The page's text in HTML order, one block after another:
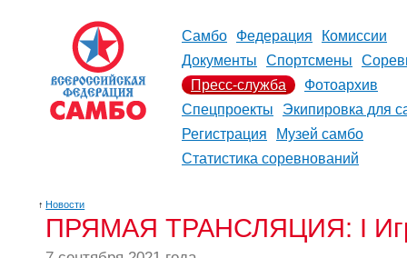
Самбо Федерация
Комиссии
Документы
Спортсмены
Пресс-служба
Фотоархив
Спецпроекты
Экипировка для
Регистрация
Музей самбо
Статистика соревнований
↑ Новости
ПРЯМАЯ ТРАНСЛЯЦИЯ: I